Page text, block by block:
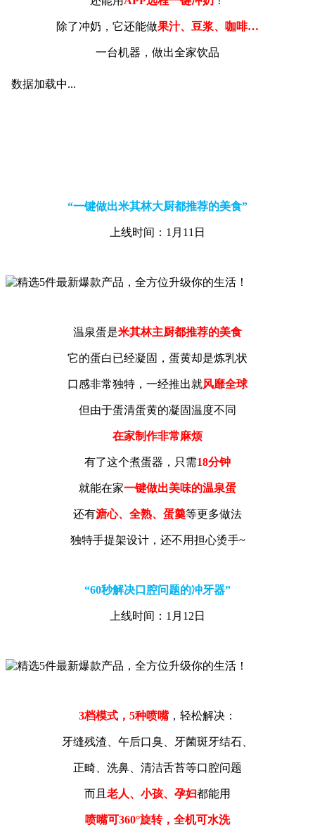
除了冲奶，它还能做果汁、豆浆、咖啡…
一台机器，做出全家饮品
“一键做出米其林大厨都推荐的美食”
上线时间：1月11日
温泉蛋是米其林主厨都推荐的美食
它的蛋白已经凝固，蛋黄却是炼乳状
口感非常独特，一经推出就风靡全球
但由于蛋清蛋黄的凝固温度不同
在家制作非常麻烦
有了这个煮蛋器，只需18分钟
就能在家一键做出美味的温泉蛋
还有溏心、全熟、蛋羹等更多做法
独特手提架设计，还不用担心烫手~
“60秒解决口腔问题的冲牙器”
上线时间：1月12日
3档模式，5种喷嘴，轻松解决：
牙缝残渣、午后口臭、牙菌斑牙结石、
正畸、洗鼻、清洁舌苔等口腔问题
而且 老人、小孩、孕妇都能用
喷嘴可360°旋转，全机可水洗